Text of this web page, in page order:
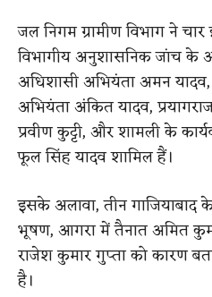
जल निगम ग्रामीण विभाग ने
विभागीय अनुशासनिक जांच
अधिशासी अभियंता अमन
अभियंता अंकित यादव,
प्रवीण कुट्टी, और शामली के
फूल सिंह यादव शामिल हैं।
इसके अलावा, तीन
भूषण, आगरा में तैनात अमित
राजेश कुमार गुप्ता को कारण
है।